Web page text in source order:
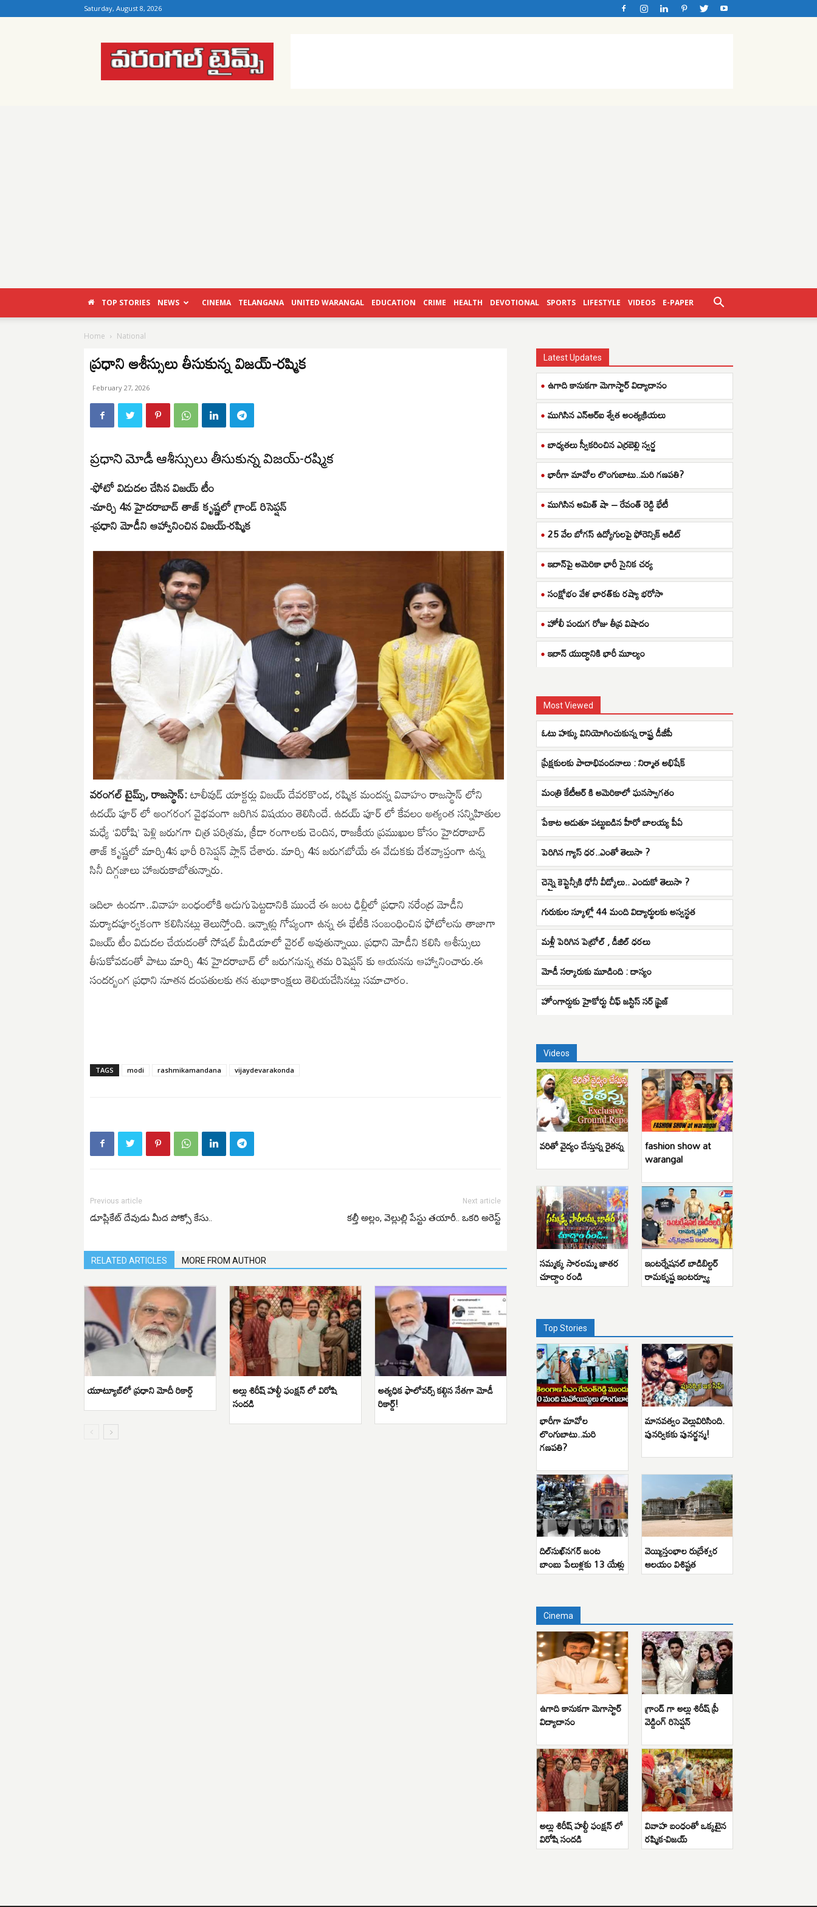
Saturday, August 8, 2026
Warangal
Times
TOP STORIES NEWS CINEMA TELANGANA UNITED WARANGAL EDUCATION CRIME HEALTH DEVOTIONAL SPORTS LIFESTYLE VIDEOS E-PAPER
Home National
ప్రధాని ఆశీస్సులు తీసుకున్న విజయ్-రష్మిక
February 27, 2026
ప్రధాని మోడీ ఆశీస్సులు తీసుకున్న విజయ్-రష్మిక
-ఫోటో విడుదల చేసిన విజయ్ టీం
-మార్చి 4న హైదరాబాద్ తాజ్ కృష్ణలో గ్రాండ్ రిసెప్షన్
-ప్రధాని మోడీని ఆహ్వానించిన విజయ్-రష్మిక
వరంగల్ టైమ్స్, రాజస్థాన్:టాలీవుడ్ యాక్టర్లు విజయ్ దేవరకొండ, రష్మిక మందన్న వివాహం రాజస్థాన్ లోని
ఉదయ్ పూర్ లో అంగరంగ వైభవంగా జరిగిన విషయం తెలిసిందే. ఉదయ్ పూర్ లో కేవలం అత్యంత సన్నిహితుల
మధ్యే ‘విరోషి’ పెళ్లి జరుగగా చిత్ర పరిశ్రమ, క్రీడా రంగాలకు చెందిన, రాజకీయ ప్రముఖుల కోసం హైదరాబాద్
తాజ్ కృష్ణలో మార్చి4న భారీ రిసెప్షన్ ప్లాన్ చేశారు. మార్చి 4న జరుగబోయే ఈ వేడుకకు దేశవ్యాప్తంగా ఉన్న
సినీ దిగ్గజాలు హాజరుకాబోతున్నారు.
ఇదిలా ఉండగా..వివాహ బంధంలోకి అడుగుపెట్టడానికి ముందే ఈ జంట ఢిల్లీలో ప్రధాని నరేంద్ర మోడీని
మర్యాదపూర్వకంగా కలిసినట్లు తెలుస్తోంది. ఇన్నాళ్లు గోప్యంగా ఉన్న ఈ భేటీకి సంబంధించిన ఫోటోలను తాజాగా
విజయ్ టీం విడుదల చేయడంతో సోషల్ మీడియాలో వైరల్ అవుతున్నాయి. ప్రధాని మోడీని కలిసి ఆశీస్సులు
తీసుకోవడంతో పాటు మార్చి 4న హైదరాబాద్ లో జరుగనున్న తమ రిషెప్షన్ కు ఆయనను ఆహ్వానించారు.ఈ
సందర్బంగ ప్రధాని నూతన దంపతులకు తన శుభాకాంక్షలు తెలియచేసినట్లు సమాచారం.
TAGS modi rashmikamandana vijaydevarakonda
Previous article
డూప్లికేట్ దేవుడు మీద పోక్సో కేసు..
Next article
కల్తీ అల్లం, వెల్లుల్లి పేస్టు తయారీ.. ఒకరి అరెస్ట్
RELATED ARTICLES MORE FROM AUTHOR
యూట్యూబ్‌లో ప్రధాని మోదీ రికార్డ్ అల్లు శిరీష్ హల్దీ ఫంక్షన్ లో విరోషి
సందడి
అత్యధిక ఫాలోవర్స్ కల్గిన నేతగా మోడీ
రికార్డ్!
Latest Updates
ఉగాది కానుకగా మెగాస్టార్ విద్యాదానం
ముగిసిన ఎన్ఆర్ఐ శ్వేత అంత్యక్రియలు
బాధ్యతలు స్వీకరించిన ఎర్రబెల్లి స్వర్ణ
భారీగా మావోల లొంగుబాటు..మరి గణపతి?
ముగిసిన అమిత్ షా – రేవంత్ రెడ్డి భేటీ
25 వేల బోగస్ ఉద్యోగులపై ఫోరెన్సిక్ ఆడిట్
ఇరాన్‌పై అమెరికా భారీ సైనిక చర్య
సంక్షోభం వేళ భారత్‌కు రష్యా భరోసా
హోలీ పండుగ రోజు తీవ్ర విషాదం
ఇరాన్ యుద్ధానికి భారీ మూల్యం
Most Viewed
ఓటు హక్కు వినియోగించుకున్న రాష్ట్ర డీజీపీ
ప్రేక్షకులకు పాదాభివందనాలు : నిర్మాత అభిషేక్
మంత్రి కేటీఆర్ కి అమెరికాలో ఘనస్వాగతం
పేకాట ఆడుతూ పట్టుబడిన హీరో బాలయ్య పీఏ
పెరిగిన గ్యాస్ ధర..ఎంతో తెలుసా ?
చెన్నై కెప్టెన్సీకి ధోనీ వీడ్కోలు.. ఎందుకో తెలుసా ?
గురుకుల స్కూళ్లో 44 మంది విద్యార్థులకు అస్వస్థత
మళ్లీ పెరిగిన పెట్రోల్ , డీజిల్ ధరలు
మోడీ సర్కారుకు మూడింది : దాస్యం
హోంగార్డుకు హైకోర్టు చీఫ్ జస్టిస్ సర్ ప్రైజ్
Videos
వరితో వైద్యం చేస్తున్న రైతన్న fashion show at
warangal
సమ్మక్క సారలమ్మ జాతర
చూద్దాం రండి
ఇంటర్నేషనల్ బాడిబిల్డర్
రామకృష్ణ ఇంటర్వ్యూ
Top Stories
భారీగా మావోల
లొంగుబాటు..మరి
గణపతి?
మానవత్వం వెల్లువిరిసింది.
పునర్వికకు పునర్జన్మ!
దిల్‌సుఖ్‌నగర్ జంట
బాంబు పేలుళ్లకు 13 యేళ్లు
వెయ్యిస్తంభాల రుద్రేశ్వర
ఆలయం విశిష్టత
Cinema
ఉగాది కానుకగా మెగాస్టార్
విద్యాదానం
గ్రాండ్ గా అల్లు శిరీష్ ప్రీ
వెడ్డింగ్ రిసెప్షన్
అల్లు శిరీష్ హల్దీ ఫంక్షన్ లో
విరోషి సందడి
వివాహ బంధంతో ఒక్కటైన
రష్మిక-విజయ్